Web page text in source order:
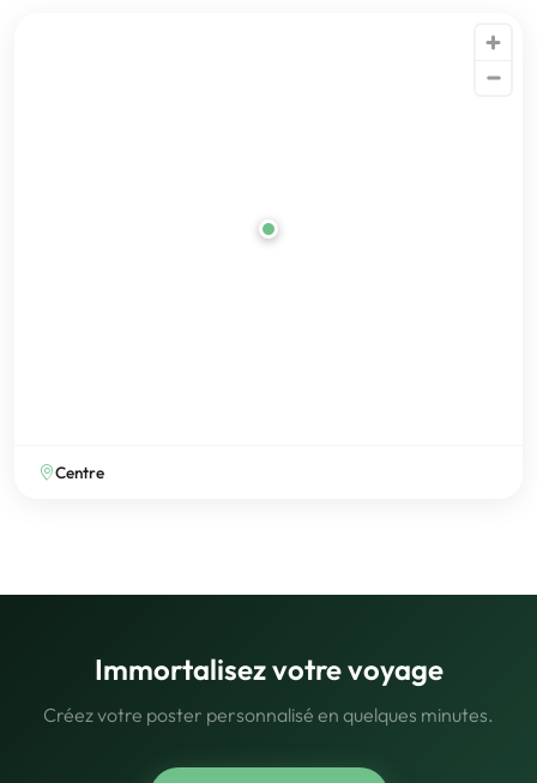
Centre
Immortalisez votre voyage
Créez votre poster personnalisé en quelques minutes.